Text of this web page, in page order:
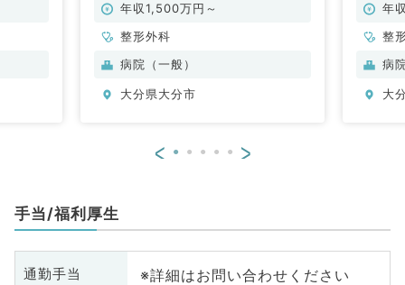
年収1,500万円～
整形外科
病院（一般）
大分県大分市
年
整
病
大
< >
手当/福利厚生
通勤手当 ※詳細はお問い合わせください